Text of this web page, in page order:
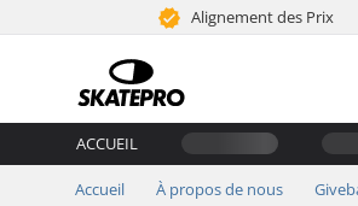
Alignement des Prix
ACCUEIL
Accueil À propos de nous